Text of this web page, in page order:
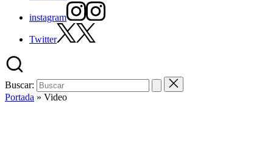
instagram
Twitter
Buscar:
Portada » Video